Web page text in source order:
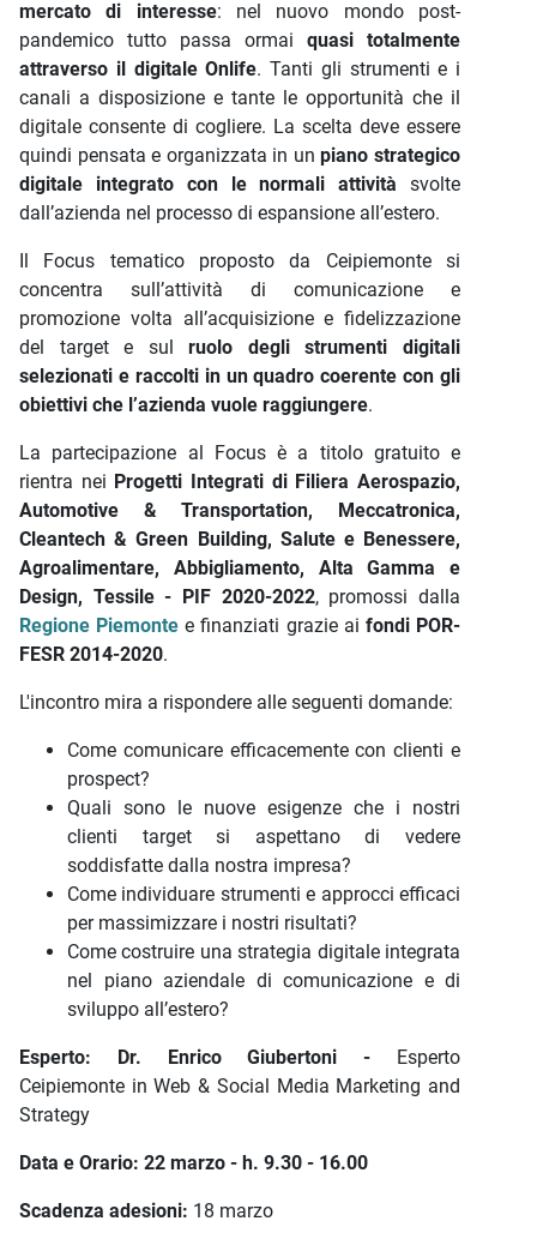
mercato di interesse: nel nuovo mondo post-
pandemico tutto passa ormai quasi totalmente
attraverso il digitale Onlife. Tanti gli strumenti e i
canali a disposizione e tante le opportunità che il
digitale consente di cogliere. La scelta deve essere
quindi pensata e organizzata in unpiano strategico
digitale integrato con le normali attività svolte
dall’azienda nel processo di espansione all’estero.
Il Focus tematico proposto da Ceipiemonte si
concentra sull’attività di comunicazione e
promozione volta all’acquisizione e fidelizzazione
del target e sulruolo degli strumenti digitali
selezionati e raccolti in un quadro coerente con gli
obiettivi che l’azienda vuole raggiungere.
La partecipazione al Focus è a titolo gratuito e
rientra nei Progetti Integrati di Filiera Aerospazio,
Automotive & Transportation, Meccatronica,
Cleantech & Green Building, Salute e Benessere,
Agroalimentare, Abbigliamento, Alta Gamma e
Design, Tessile - PIF 2020-2022, promossi dalla
Regione Piemonte e finanziati grazie ai fondi POR-
FESR 2014-2020.
L'incontro mira a rispondere alle seguenti domande:
Come comunicare efficacemente con clienti e
prospect?
Quali sono le nuove esigenze che i nostri
clienti target si aspettano di vedere
soddisfatte dalla nostra impresa?
Come individuare strumenti e approcci efficaci
per massimizzare i nostri risultati?
Come costruire una strategia digitale integrata
nel piano aziendale di comunicazione e di
sviluppo all’estero?
Esperto: Dr. Enrico Giubertoni -
Esperto
Ceipiemonte in Web & Social Media Marketing and
Strategy
Data e Orario: 22 marzo - h. 9.30 - 16.00
Scadenza adesioni: 18 marzo